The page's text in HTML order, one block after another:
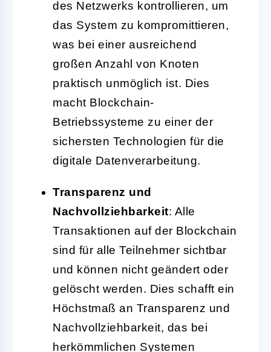
des Netzwerks kontrollieren, um
das System zu kompromittieren,
was bei einer ausreichend
großen Anzahl von Knoten
praktisch unmöglich ist. Dies
macht Blockchain-
Betriebssysteme zu einer der
sichersten Technologien für die
digitale Datenverarbeitung.
Transparenz und
Nachvollziehbarkeit: Alle
Transaktionen auf der Blockchain
sind für alle Teilnehmer sichtbar
und können nicht geändert oder
gelöscht werden. Dies schafft ein
Höchstmaß an Transparenz und
Nachvollziehbarkeit, das bei
herkömmlichen Systemen